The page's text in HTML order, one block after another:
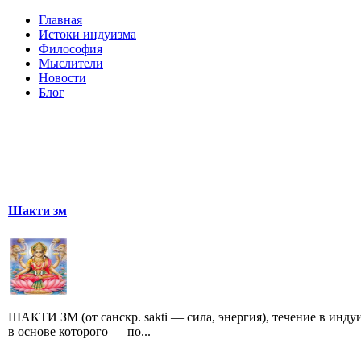
Главная
Истоки индуизма
Философия
Мыслители
Новости
Блог
Шакти зм
ШАКТИ ЗМ (от санскр. sakti — сила, энергия), течение в
в основе которого — по...